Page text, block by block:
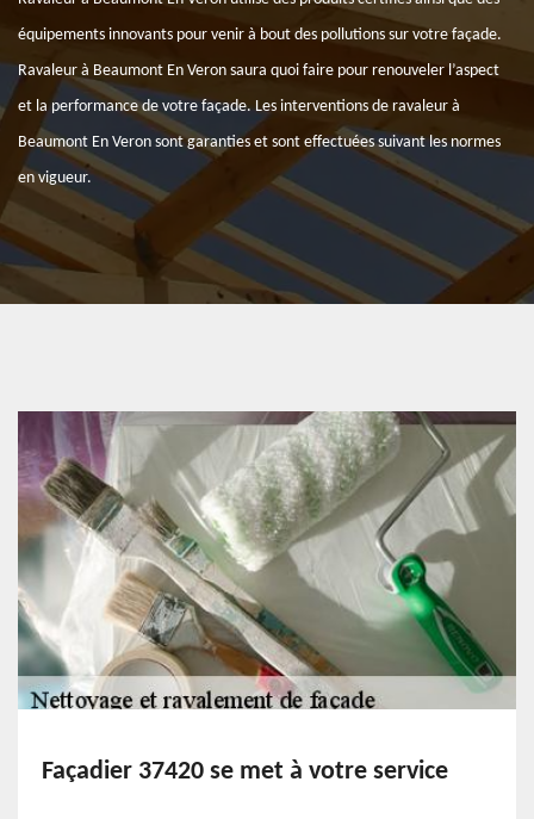
équipements innovants pour venir à bout des pollutions sur votre façade.
Ravaleur à Beaumont En Veron saura quoi faire pour renouveler l’aspect
et la performance de votre façade. Les interventions de ravaleur à
Beaumont En Veron sont garanties et sont effectuées suivant les normes
en vigueur.
Façadier 37420 se met à votre service